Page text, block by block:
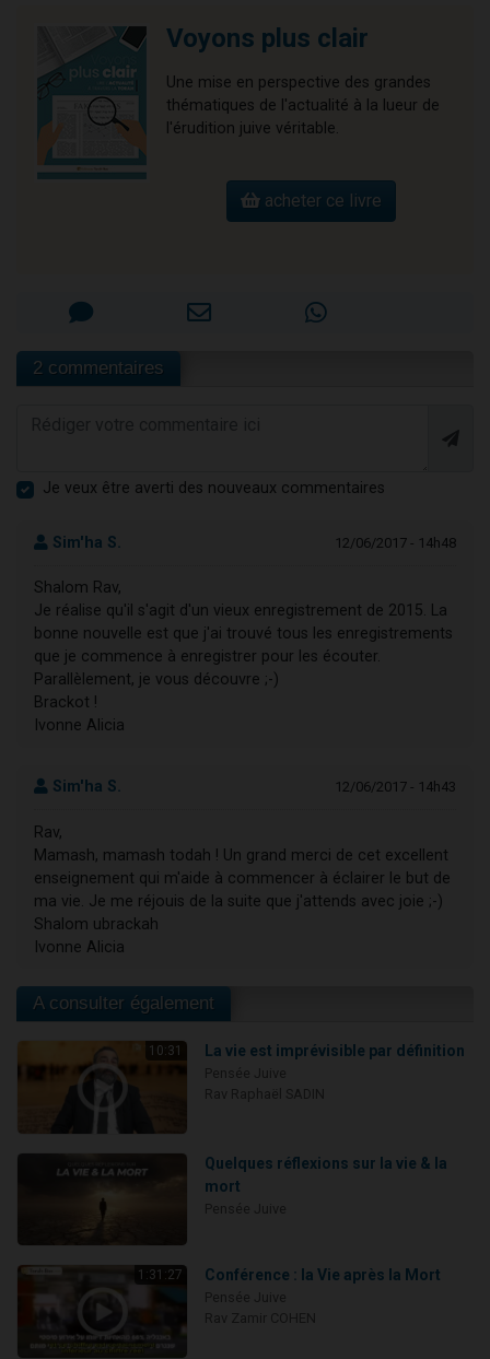
Voyons plus clair
Une mise en perspective des grandes
thématiques de l'actualité à la lueur de
l'érudition juive véritable.
acheter ce livre
2 commentaires
Je veux être averti des nouveaux commentaires
Sim'ha S. 12/06/2017 - 14h48
Shalom Rav,
Je réalise qu'il s'agit d'un vieux enregistrement de 2015. La
bonne nouvelle est que j'ai trouvé tous les enregistrements
que je commence à enregistrer pour les écouter.
Parallèlement, je vous découvre ;-)
Brackot !
Ivonne Alicia
Sim'ha S. 12/06/2017 - 14h43
Rav,
Mamash, mamash todah ! Un grand merci de cet excellent
enseignement qui m'aide à commencer à éclairer le but de
ma vie. Je me réjouis de la suite que j'attends avec joie ;-)
Shalom ubrackah
Ivonne Alicia
A consulter également
10:31 La vie est imprévisible par définition
Quelques réflexions sur la vie & la
mort
1:31:27 Conférence : la Vie après la Mort